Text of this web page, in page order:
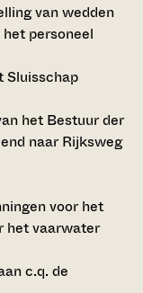
van wedden
personeel
Sluisschap
het Bestuur der
naar Rijksweg
voor het
het vaarwater
c.q. de